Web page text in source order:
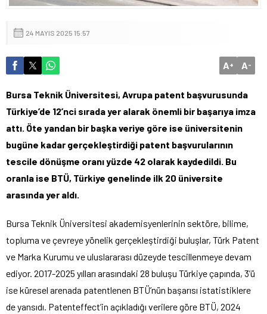
24 MAYIS 2025 15:57
A+ A-
Bursa Teknik Üniversitesi, Avrupa patent başvurusunda
Türkiye’de 12’nci sırada yer alarak önemli bir başarıya imza
attı. Öte yandan bir başka veriye göre ise üniversitenin
bugüne kadar gerçekleştirdiği patent başvurularının
tescile dönüşme oranı yüzde 42 olarak kaydedildi. Bu
oranla ise BTÜ, Türkiye genelinde ilk 20 üniversite
arasında yer aldı.
Bursa Teknik Üniversitesi akademisyenlerinin sektöre, bilime,
topluma ve çevreye yönelik gerçekleştirdiği buluşlar, Türk Patent
ve Marka Kurumu ve uluslararası düzeyde tescillenmeye devam
ediyor. 2017-2025 yılları arasındaki 28 buluşu Türkiye çapında, 3’ü
ise küresel arenada patentlenen BTÜ’nün başarısı istatistiklere
de yansıdı. Patenteffect’in açıkladığı verilere göre BTÜ, 2024